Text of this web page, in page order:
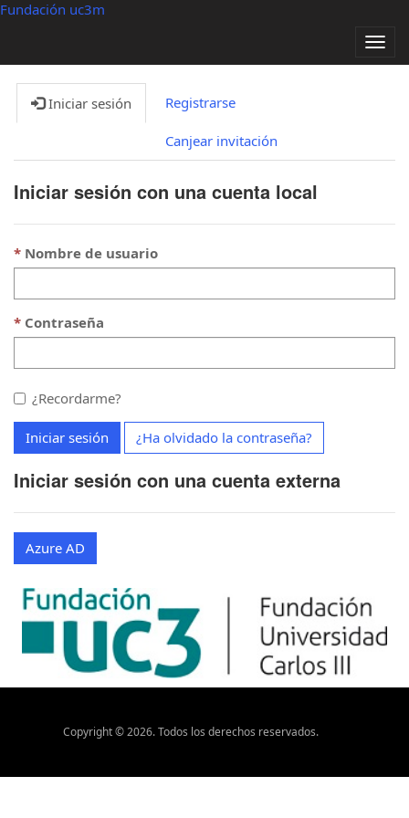
Fundación uc3m
Iniciar sesión Registrarse
Canjear invitación
Iniciar sesión con una cuenta local
Nombre de usuario
Contraseña
¿Recordarme?
Iniciar sesión ¿Ha olvidado la contraseña?
Iniciar sesión con una cuenta externa
Azure AD
Copyright ©2026. Todos los derechos reservados.